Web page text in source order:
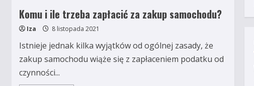
Komu i ile trzeba zapłacić za zakup samochodu?
Iza 8 listopada 2021
Istnieje jednak kilka wyjątków od ogólnej zasady, że
zakup samochodu wiąże się z zapłaceniem podatku od
czynności...